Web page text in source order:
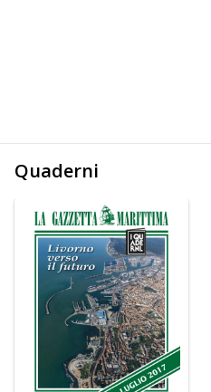
Quaderni